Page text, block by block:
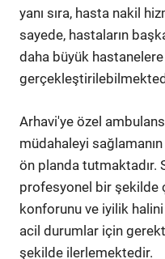
yanı sıra, hasta nakil
sayede, hastaların
daha büyük
Arhavi'ye özel
müdahaleyi
ön planda tutmaktadır.
profesyonel bir şekilde
konforunu ve iyilik
acil durumlar için
şekilde ilerlemektedir.